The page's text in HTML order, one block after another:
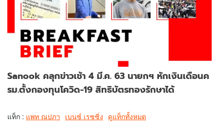
Sanook คลุกข่าวเช้า 4 มี.ค. 63 นายกฯ หักเงินเดือนค
รม.ตั้งกองทุนโควิด-19 สิทธิบัตรทองรักษาได้
แท็ก : แพท ณปภา เบนซ์ เรซซิ่ง ดูแท็กทั้งหมด